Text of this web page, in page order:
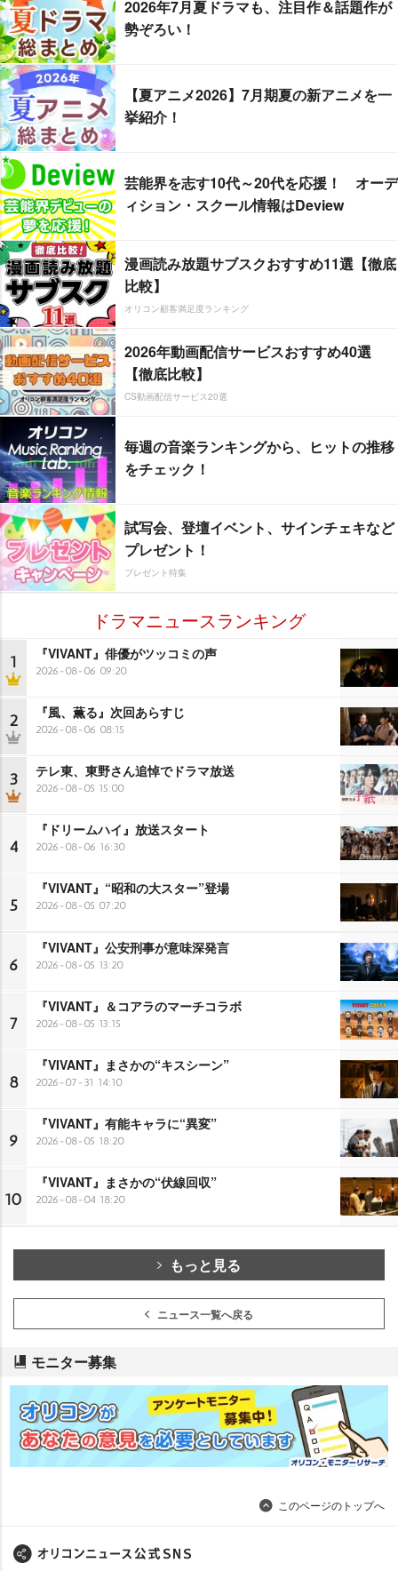
2026年7月夏ドラマも、注目作＆話題作が
勢ぞろい！
【夏アニメ2026】7月期夏の新アニメを一
挙紹介！
芸能界を志す10代～20代を応援！ オーデ
ィション・スクール情報はDeview
漫画読み放題サブスクおすすめ11選【徹底
比較】
オリコン顧客満足度ランキング
2026年動画配信サービスおすすめ40選
【徹底比較】
CS動画配信サービス20選
毎週の音楽ランキングから、ヒットの推移
をチェック！
試写会、登壇イベント、サインチェキなど
プレゼント！
プレゼント特集
ドラマニュースランキング
1 『VIVANT』俳優がツッコミの声
2026-08-06 09:20
2 『風、薫る』次回あらすじ
2026-08-06 08:15
3 テレ東、東野さん追悼でドラマ放送
2026-08-05 15:00
4
『ドリームハイ』放送スタート
2026-08-06 16:30
5
『VIVANT』“昭和の大スター”登場
2026-08-05 07:20
6
『VIVANT』公安刑事が意味深発言
2026-08-05 13:20
7
『VIVANT』＆コアラのマーチコラボ
2026-08-05 13:15
8
『VIVANT』まさかの“キスシーン”
2026-07-31 14:10
9
『VIVANT』有能キャラに“異変”
2026-08-05 18:20
10
『VIVANT』まさかの“伏線回収”
2026-08-04 18:20
もっと見る
ニュース一覧へ戻る
モニター募集
このページのトップへ